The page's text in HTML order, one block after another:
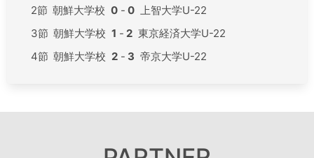
2節 朝鮮大学校 0 - 0 上智大学U-22
3節 朝鮮大学校 1 - 2 東京経済大学U-22
4節 朝鮮大学校 2 - 3 帝京大学U-22